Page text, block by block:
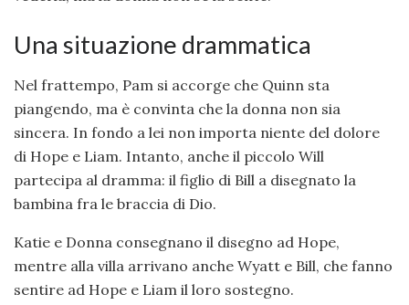
Una situazione drammatica
Nel frattempo, Pam si accorge che Quinn sta
piangendo, ma è convinta che la donna non sia
sincera. In fondo a lei non importa niente del dolore
di Hope e Liam. Intanto, anche il piccolo Will
partecipa al dramma: il figlio di Bill a disegnato la
bambina fra le braccia di Dio.
Katie e Donna consegnano il disegno ad Hope,
mentre alla villa arrivano anche Wyatt e Bill, che fanno
sentire ad Hope e Liam il loro sostegno.